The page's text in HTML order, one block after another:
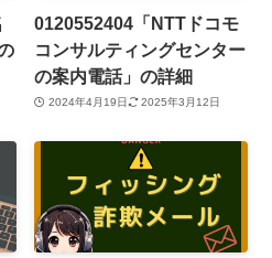
0120552404「NTTドコモ
コンサルティングセンター
の案内電話」の詳細
2024年4月19日 2025年3月12日